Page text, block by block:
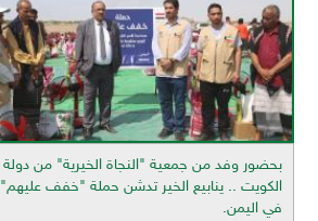
بحضور وفد من جمعية "النجاة الخيرية" من دولة
الكويت .. ينابيع الخير تدشن حملة "خفف عليهم"
في اليمن.